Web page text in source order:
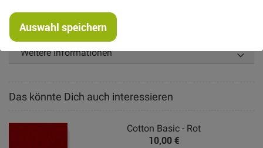
Auswahl speichern
Das könnte Dich auch interessieren
Cotton Basic - Rot
10,00 €
Weitere Informationen